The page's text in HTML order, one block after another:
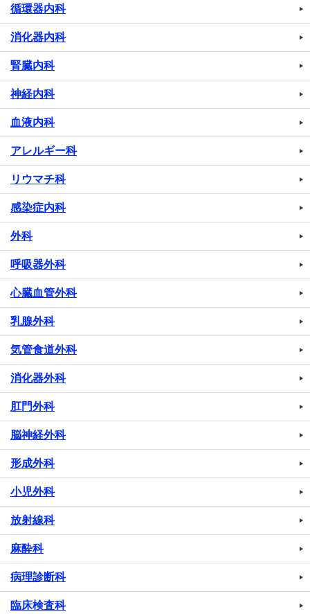
循環器内科
消化器内科
腎臓内科
神経内科
血液内科
アレルギー科
リウマチ科
感染症内科
外科
呼吸器外科
心臓血管外科
乳腺外科
気管食道外科
消化器外科
肛門外科
脳神経外科
形成外科
小児外科
放射線科
麻酔科
病理診断科
臨床検査科